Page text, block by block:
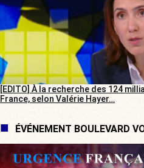
[EDITO] À la recherche des 124
France, selon Valérie Hayer…
ÉVÉNEMENT BOULEVARD